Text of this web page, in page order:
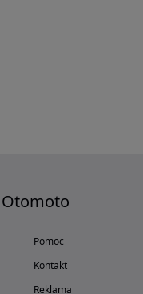
Otomoto
Pomoc
Kontakt
Reklama